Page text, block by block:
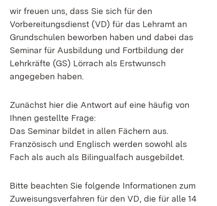
wir freuen uns, dass Sie sich für den
Vorbereitungsdienst (VD) für das Lehramt an
Grundschulen beworben haben und dabei das
Seminar für Ausbildung und Fortbildung der
Lehrkräfte (GS) Lörrach als Erstwunsch
angegeben haben.
Zunächst hier die Antwort auf eine häufig von
Ihnen gestellte Frage:
Das Seminar bildet in allen Fächern aus.
Französisch und Englisch werden sowohl als
Fach als auch als Bilingualfach ausgebildet.
Bitte beachten Sie folgende Informationen zum
Zuweisungsverfahren für den VD, die für alle 14